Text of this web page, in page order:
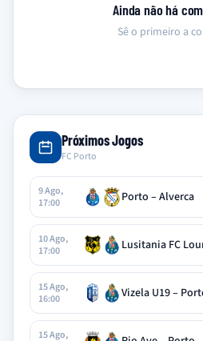
Ainda não há
Sê o primeiro a
Próximos Jogos
FC Porto
9 Ago,
17:00
Porto – Alverca
10 Ago,
17:00
Lusitania FC
15 Ago,
16:00
Vizela U19 –
15 Ago,